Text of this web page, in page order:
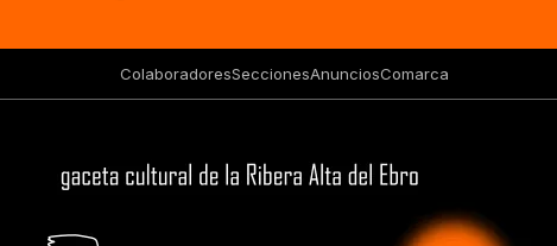
ColaboradoresSeccionesAnunciosComarca